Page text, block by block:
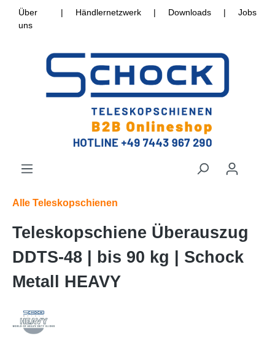
Über
uns
| Händlernetzwerk | Downloads | Jobs
Alle Teleskopschienen
Teleskopschiene Überauszug
DDTS-48 | bis 90 kg | Schock
Metall HEAVY